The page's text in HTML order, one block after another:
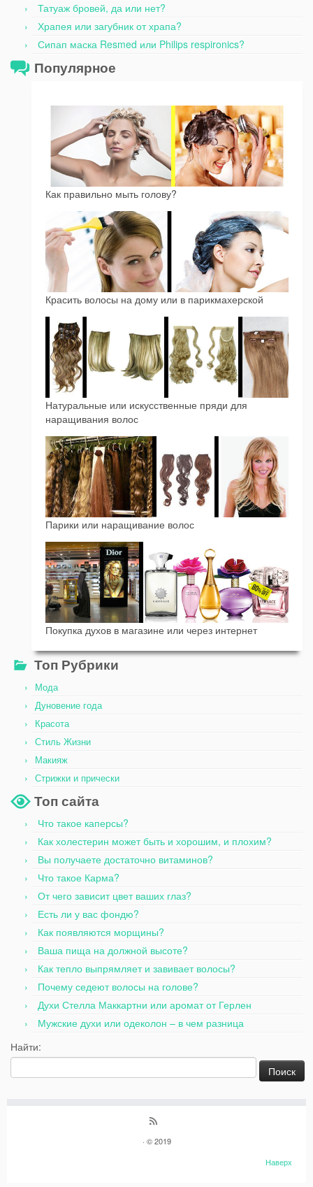
Татуаж бровей, да или нет?
Храпея или загубник от храпа?
Сипап маска Resmed или Philips respironics?
Популярное
Как правильно мыть голову?
Красить волосы на дому или в парикмахерской
Натуральные или искусственные пряди для
наращивания волос
Парики или наращивание волос
Покупка духов в магазине или через интернет
Топ Рубрики
Мода
Дуновение года
Красота
Стиль Жизни
Макияж
Стрижки и прически
Топ сайта
Что такое каперсы?
Как холестерин может быть и хорошим, и плохим?
Вы получаете достаточно витаминов?
Что такое Карма?
От чего зависит цвет ваших глаз?
Есть ли у вас фондю?
Как появляются морщины?
Ваша пища на должной высоте?
Как тепло выпрямляет и завивает волосы?
Почему седеют волосы на голове?
Духи Стелла Маккартни или аромат от Герлен
Мужские духи или одеколон – в чем разница
Найти:
· © 2019
Наверх